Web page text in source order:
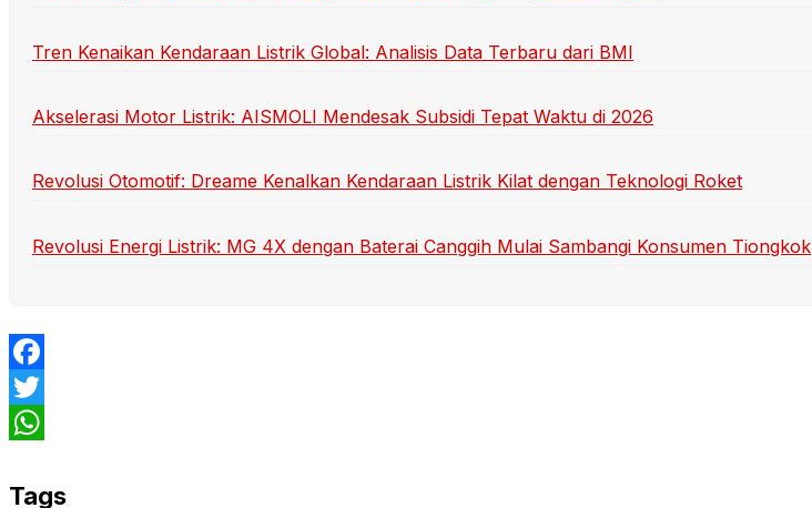
Tren Kenaikan Kendaraan Listrik Global: Analisis Data Terbaru dari BMI
Akselerasi Motor Listrik: AISMOLI Mendesak Subsidi Tepat Waktu di 2026
Revolusi Otomotif: Dreame Kenalkan Kendaraan Listrik Kilat dengan Teknologi Roket
Revolusi Energi Listrik: MG 4X dengan Baterai Canggih Mulai Sambangi Konsumen Tiongkok
Facebook
Twitter
Tags